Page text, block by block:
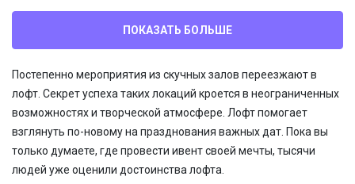
ПОКАЗАТЬ БОЛЬШЕ
Постепенно мероприятия из скучных залов переезжают в
лофт. Секрет успеха таких локаций кроется в неограниченных
возможностях и творческой атмосфере. Лофт помогает
взглянуть по-новому на празднования важных дат. Пока вы
только думаете, где провести ивент своей мечты, тысячи
людей уже оценили достоинства лофта.